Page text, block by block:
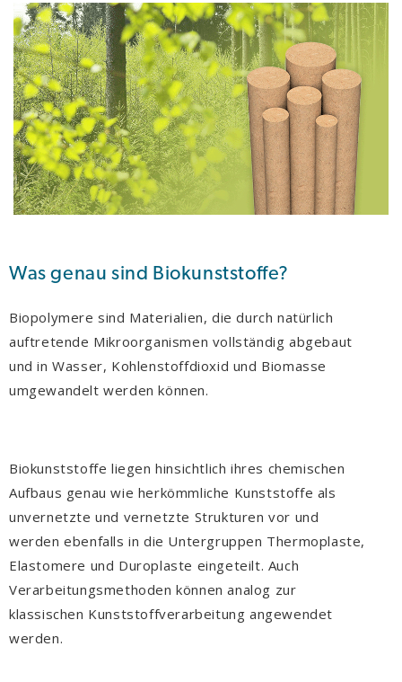
Was genau sind Biokunststoffe?
Biopolymere sind Materialien, die durch natürlich
auftretende Mikroorganismen vollständig abgebaut
und in Wasser, Kohlenstoffdioxid und Biomasse
umgewandelt werden können.
Biokunststoffe liegen hinsichtlich ihres chemischen
Aufbaus genau wie herkömmliche Kunststoffe als
unvernetzte und vernetzte Strukturen vor und
werden ebenfalls in die Untergruppen Thermoplaste,
Elastomere und Duroplaste eingeteilt. Auch
Verarbeitungsmethoden können analog zur
klassischen Kunststoffverarbeitung angewendet
werden.